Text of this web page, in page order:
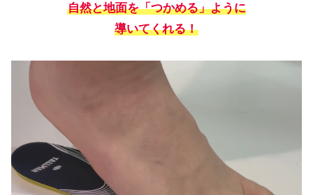
自然と地面を「つかめる」ように
導いてくれる！